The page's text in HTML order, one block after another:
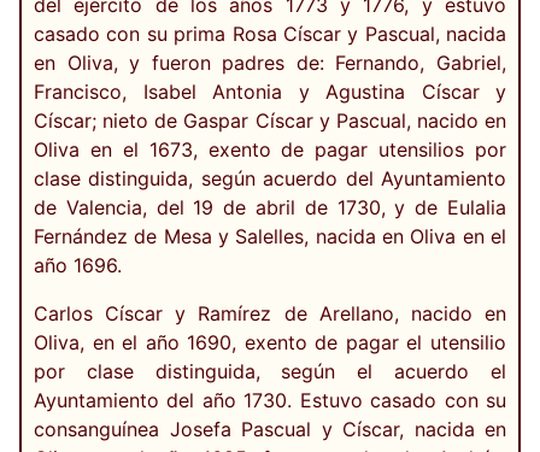
del ejército de los años 1773 y 1776, y estuvo
casado con su prima Rosa Císcar y Pascual, nacida
en Oliva, y fueron padres de: Fernando, Gabriel,
Francisco, Isabel Antonia y Agustina Císcar y
Císcar; nieto de Gaspar Císcar y Pascual, nacido en
Oliva en el 1673, exento de pagar utensilios por
clase distinguida, según acuerdo del Ayuntamiento
de Valencia, del 19 de abril de 1730, y de Eulalia
Fernández de Mesa y Salelles, nacida en Oliva en el
año 1696.
Carlos Císcar y Ramírez de Arellano, nacido en
Oliva, en el año 1690, exento de pagar el utensilio
por clase distinguida, según el acuerdo el
Ayuntamiento del año 1730. Estuvo casado con su
consanguínea Josefa Pascual y Císcar, nacida en